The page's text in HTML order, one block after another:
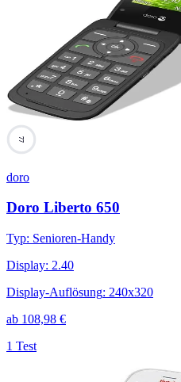
77
doro
Doro Liberto 650
Typ: Senioren-Handy
Display: 2.40
Display-Auflösung: 240x320
ab 108,98 €
1 Test